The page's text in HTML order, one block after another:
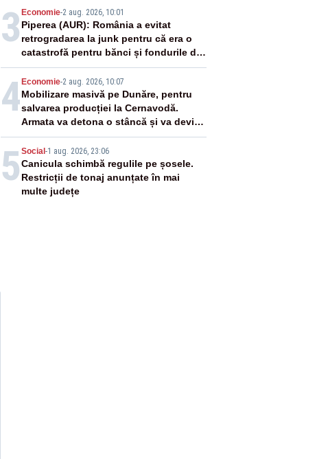
3 Economie-2 aug. 2026, 10:01
Piperea (AUR): România a evitat
retrogradarea la junk pentru că era o
catastrofă pentru bănci și fondurile de
pensii
4 Economie-2 aug. 2026, 10:07
Mobilizare masivă pe Dunăre, pentru
salvarea producției la Cernavodă.
Armata va detona o stâncă și va devia
apa fluviului - IMAGINI AERIENE
5 Social -1 aug. 2026, 23:06
Canicula schimbă regulile pe șosele.
Restricții de tonaj anunțate în mai
multe județe